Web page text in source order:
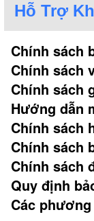
Hỗ Trợ
Chính
Chính sách
Chính
Hướng dẫn
Chính
Chính
Chính
Quy định
Các